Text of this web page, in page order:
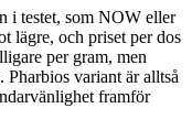
i testet, som NOW eller
lägre, och priset per dos
per gram, men
Pharbios variant är alltså
framför